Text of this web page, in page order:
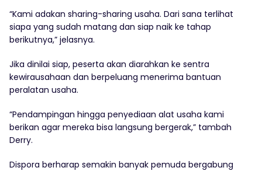
“Kami adakan sharing-sharing usaha. Dari sana terlihat
siapa yang sudah matang dan siap naik ke tahap
berikutnya,” jelasnya.
Jika dinilai siap, peserta akan diarahkan ke sentra
kewirausahaan dan berpeluang menerima bantuan
peralatan usaha.
“Pendampingan hingga penyediaan alat usaha kami
berikan agar mereka bisa langsung bergerak,” tambah
Derry.
Dispora berharap semakin banyak pemuda bergabung